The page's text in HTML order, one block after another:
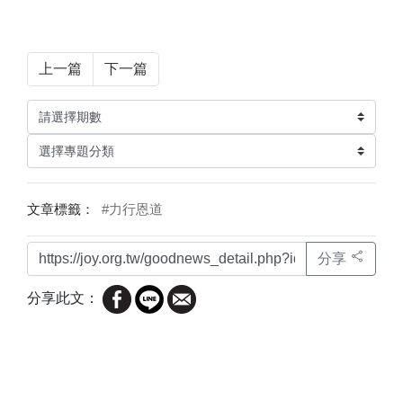
上一篇 下一篇
文章標籤： #力行恩道
分享
分享此文：